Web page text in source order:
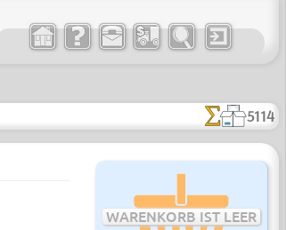
5114
WARENKORB IST LEER